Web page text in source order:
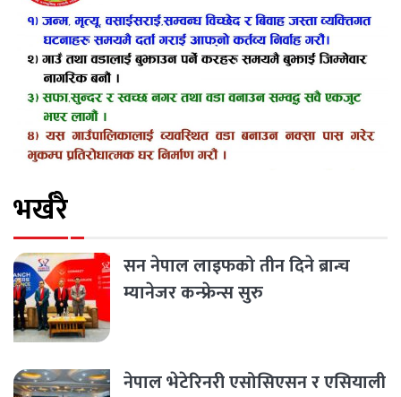
भर्खरै
सन नेपाल लाइफको तीन दिने ब्रान्च
म्यानेजर कन्फ्रेन्स सुरु
नेपाल भेटेरिनरी एसोसिएसन र एसियाली